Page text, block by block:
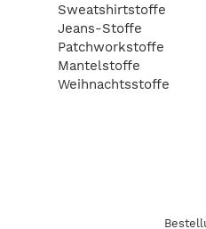
Sweatshirtstoffe
Jeans-Stoffe
Patchworkstoffe
Mantelstoffe
Weihnachtsstoffe